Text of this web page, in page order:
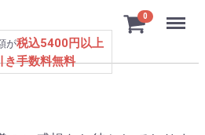
が税込5400円以上
き手数料無料
0 Menu